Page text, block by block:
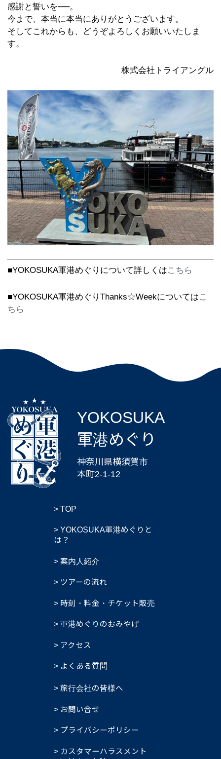
感謝と誓いを──。
今まで、本当に本当にありがとうございます。
そしてこれからも、どうぞよろしくお願いいたしま
す。
株式会社トライアングル
■YOKOSUKA軍港めぐりについて詳しくはこちら
■YOKOSUKA軍港めぐりThanks☆Weekについてはこ
ちら
YOKOSUKA
軍港めぐり
神奈川県横須賀市
本町2-1-12
TOP
YOKOSUKA軍港めぐりと
は？
案内人紹介
ツアーの流れ
時刻・料金・チケット販売
軍港めぐりのおみやげ
アクセス
よくある質問
旅行会社の皆様へ
お問い合せ
プライバシーポリシー
カスタマーハラスメント